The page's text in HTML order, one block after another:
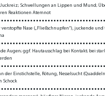
Juckreiz; Schwellungen an Lippen und Mund;
Reaktionen Atemnot
Nase („Fließschnupfen“), juckende
Augen; ggf. Hautausschlag bei Kontakt; bei
der Einstichstelle, Rötung, Nesselsucht
Schock